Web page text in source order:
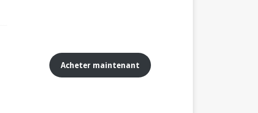
Acheter maintenant